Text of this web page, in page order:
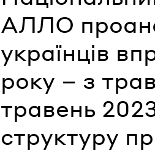
АЛЛО
українців
року – з
травень
структуру